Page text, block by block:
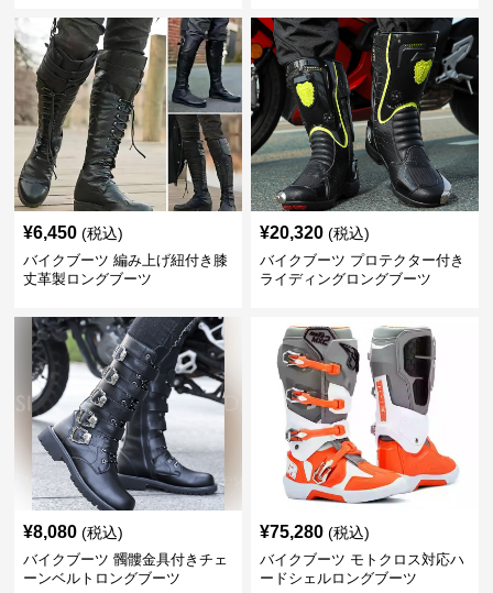
¥6,450 (税込)
バイクブーツ 編み上げ紐付き膝
丈革製ロングブーツ
¥20,320 (税込)
バイクブーツ プロテクター付き
ライディングロングブーツ
¥8,080 (税込)
バイクブーツ 髑髏金具付きチェ
ーンベルトロングブーツ
¥75,280 (税込)
バイクブーツ モトクロス対応ハ
ードシェルロングブーツ